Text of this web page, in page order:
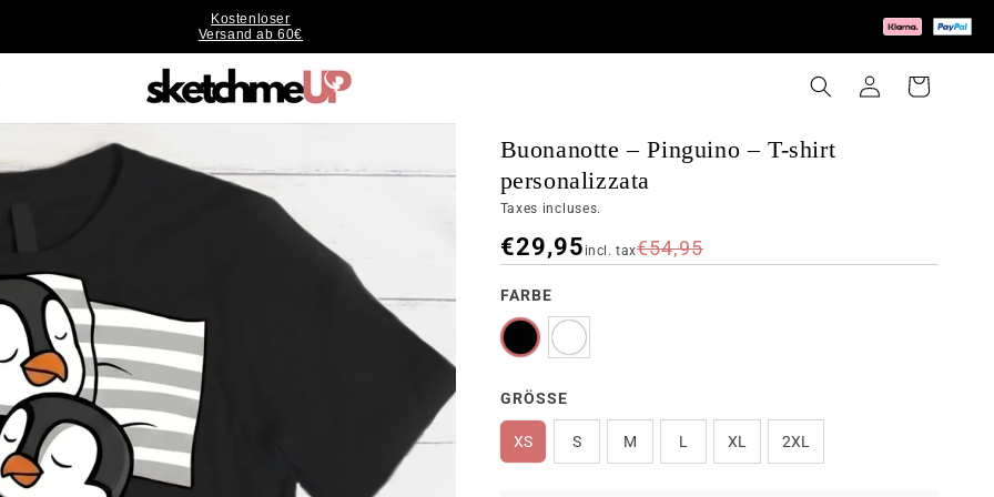
Kostenloser
Versand ab 60€
ConnexionPanier
Buonanotte – Pinguino – T-shirt
personalizzata
Taxes incluses.
€29,95 €54,95
incl. tax
FARBE
GRÖSSE
XS S M L XL 2XL